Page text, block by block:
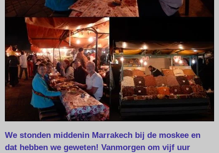
We stonden middenin Marrakech bij de moskee en
dat hebben we geweten! Vanmorgen om vijf uur